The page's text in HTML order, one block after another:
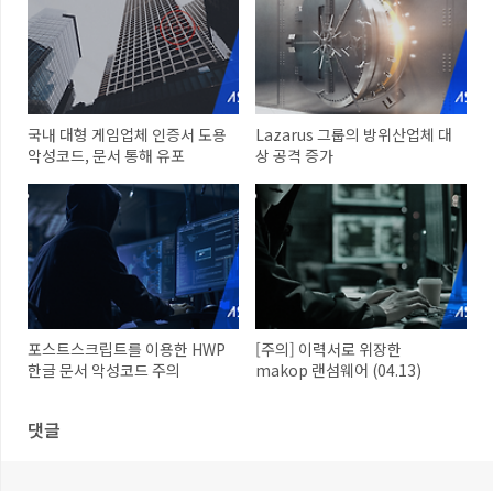
국내 대형 게임업체 인증서 도용
악성코드, 문서 통해 유포
Lazarus 그룹의 방위산업체 대
상 공격 증가
포스트스크립트를 이용한 HWP
한글 문서 악성코드 주의
[주의] 이력서로 위장한
makop 랜섬웨어 (04.13)
댓글